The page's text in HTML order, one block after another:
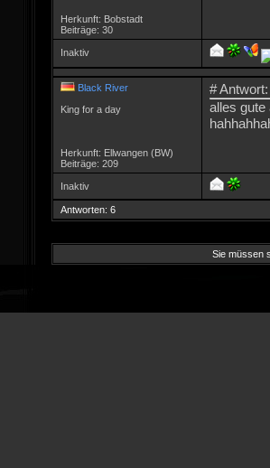
Herkunft: Bobstadt
Beiträge: 30
Inaktiv
Black River
King for a day
Herkunft: Ellwangen (BW)
Beiträge: 209
#
alles gute
Inaktiv
Antworten: 6
Sie müssen